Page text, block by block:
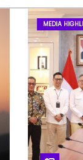
MEDIA